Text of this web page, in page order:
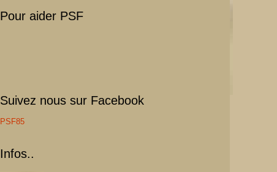
Pour aider PSF
Suivez nous sur Facebook
PSF85
Infos..